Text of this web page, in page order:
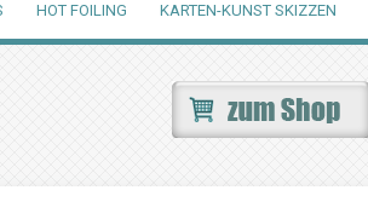
HOT FOILING KARTEN-KUNST SKIZZEN